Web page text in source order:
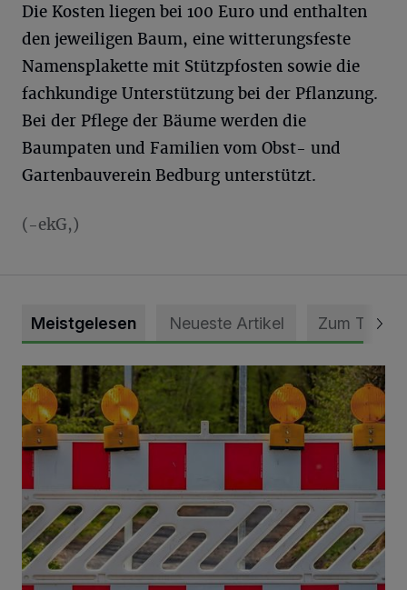
Die Kosten liegen bei 100 Euro und enthalten
den jeweiligen Baum, eine witterungsfeste
Namensplakette mit Stützpfosten sowie die
fachkundige Unterstützung bei der Pflanzung.
Bei der Pflege der Bäume werden die
Baumpaten und Familien vom Obst- und
Gartenbauverein Bedburg unterstützt.
(-ekG,)
Meistgelesen Neueste Artikel Zum Thema
Vollsperrung der Talstraße in Grevenbroich-Kapellen